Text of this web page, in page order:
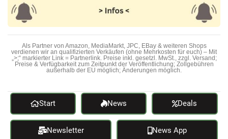
Als Partner von Amazon, MediaMarkt, JPC, EBay & weiteren Shops
verdienen wir an qualifizierten Verkäufen (ohne Mehrkosten für euch) – Mit
„>;“ markierter Link = Partnerlink. Preise inkl. gesetzl. MwSt., zzgl. Versand;
Preise & Verfügbarkeit zum Zeitpunkt der Veröffentlichung; Zollgebühren
außerhalb der EU möglich; Änderungen möglich.
Start News Deals
Newsletter News App